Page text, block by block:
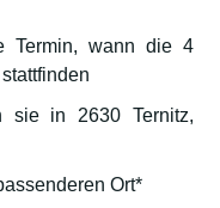
Termin, wann die 4
sie in 2630 Ternitz,
Ort*